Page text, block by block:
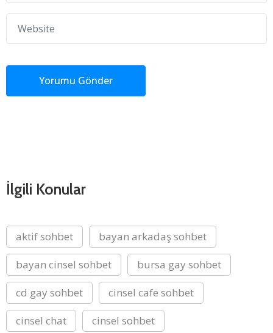
İlgili Konular
aktif sohbet
bayan arkadaş sohbet
bayan cinsel sohbet
bursa gay sohbet
cd gay sohbet
cinsel cafe sohbet
cinsel chat
cinsel sohbet